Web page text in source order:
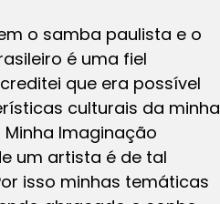
o samba paulista e o
é uma fiel
que era possível
culturais da minha
Minha Imaginação
um artista é de tal
isso minhas temáticas